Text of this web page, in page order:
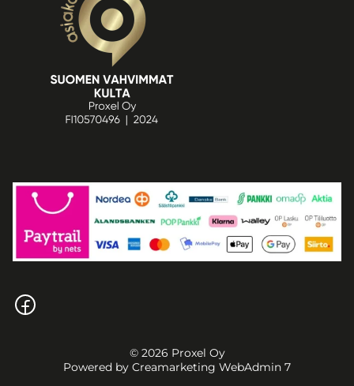
© 2026 Proxel Oy
Powered by Creamarketing WebAdmin 7